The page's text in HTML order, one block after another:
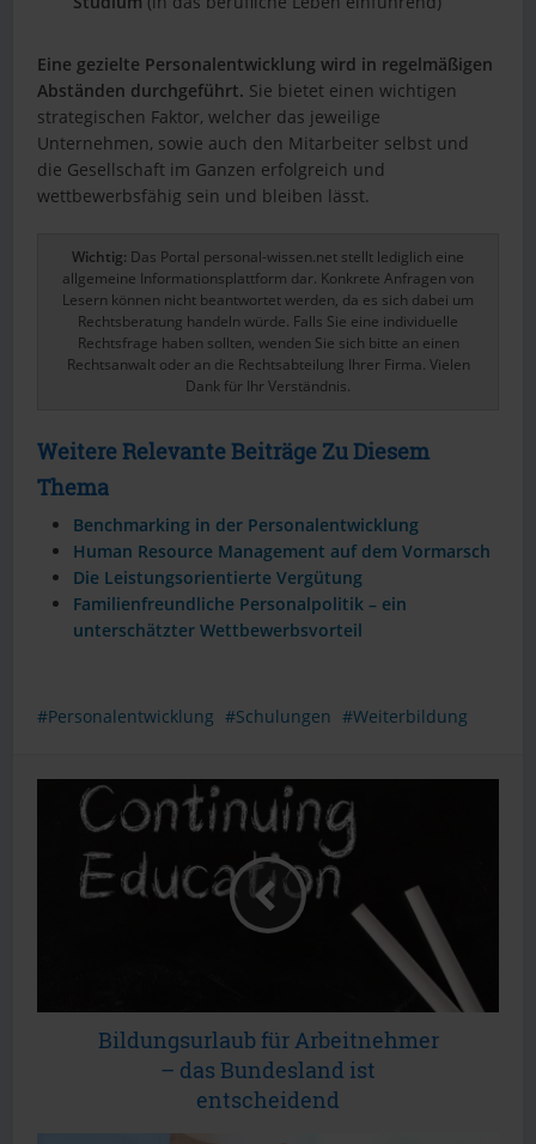
Eine gezielte Personalentwicklung wird in regelmäßigen
Abständen durchgeführt. Sie bietet einen wichtigen
strategischen Faktor, welcher das jeweilige
Unternehmen, sowie auch den Mitarbeiter selbst und
die Gesellschaft im Ganzen erfolgreich und
wettbewerbsfähig sein und bleiben lässt.
Wichtig: Das Portal personal-wissen.net stellt lediglich eine
allgemeine Informationsplattform dar. Konkrete Anfragen von
Lesern können nicht beantwortet werden, da es sich dabei um
Rechtsberatung handeln würde. Falls Sie eine individuelle
Rechtsfrage haben sollten, wenden Sie sich bitte an einen
Rechtsanwalt oder an die Rechtsabteilung Ihrer Firma. Vielen
Dank für Ihr Verständnis.
Weitere Relevante Beiträge Zu Diesem
Thema
Benchmarking in der Personalentwicklung
Human Resource Management auf dem Vormarsch
Die Leistungsorientierte Vergütung
Familienfreundliche Personalpolitik – ein
unterschätzter Wettbewerbsvorteil
Personalentwicklung Schulungen Weiterbildung
Bildungsurlaub für Arbeitnehmer
– das Bundesland ist
entscheidend